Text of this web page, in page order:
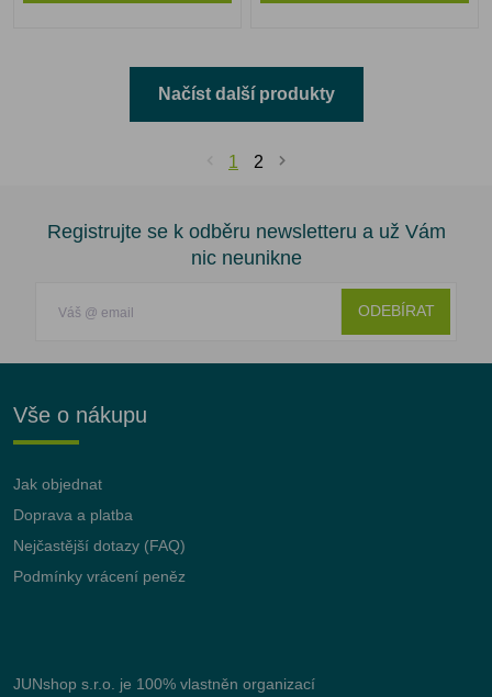
Načíst další produkty
1 2
Registrujte se k odběru newsletteru a už Vám
nic neunikne
ODEBÍRAT
Vše o nákupu
Jak objednat
Doprava a platba
Nejčastější dotazy (FAQ)
Podmínky vrácení peněz
JUNshop s.r.o.
je 100% vlastněn organizací